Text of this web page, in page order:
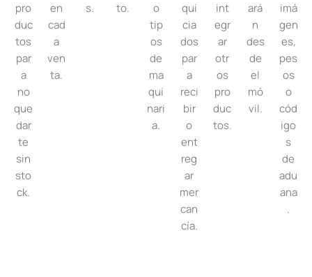
pro
duc
tos
par
a
no
que
dar
te
sin
sto
ck.
en
cad
a
ven
ta.
s.
to.
o
tip
os
de
ma
qui
nari
a.
qui
cia
dos
par
a
reci
bir
o
ent
reg
ar
mer
can
cía.
int
egr
ar
otr
os
pro
duc
tos.
ará
n
des
de
el
mó
vil.
imá
gen
es,
pes
os
o
cód
igo
s
de
adu
ana
.